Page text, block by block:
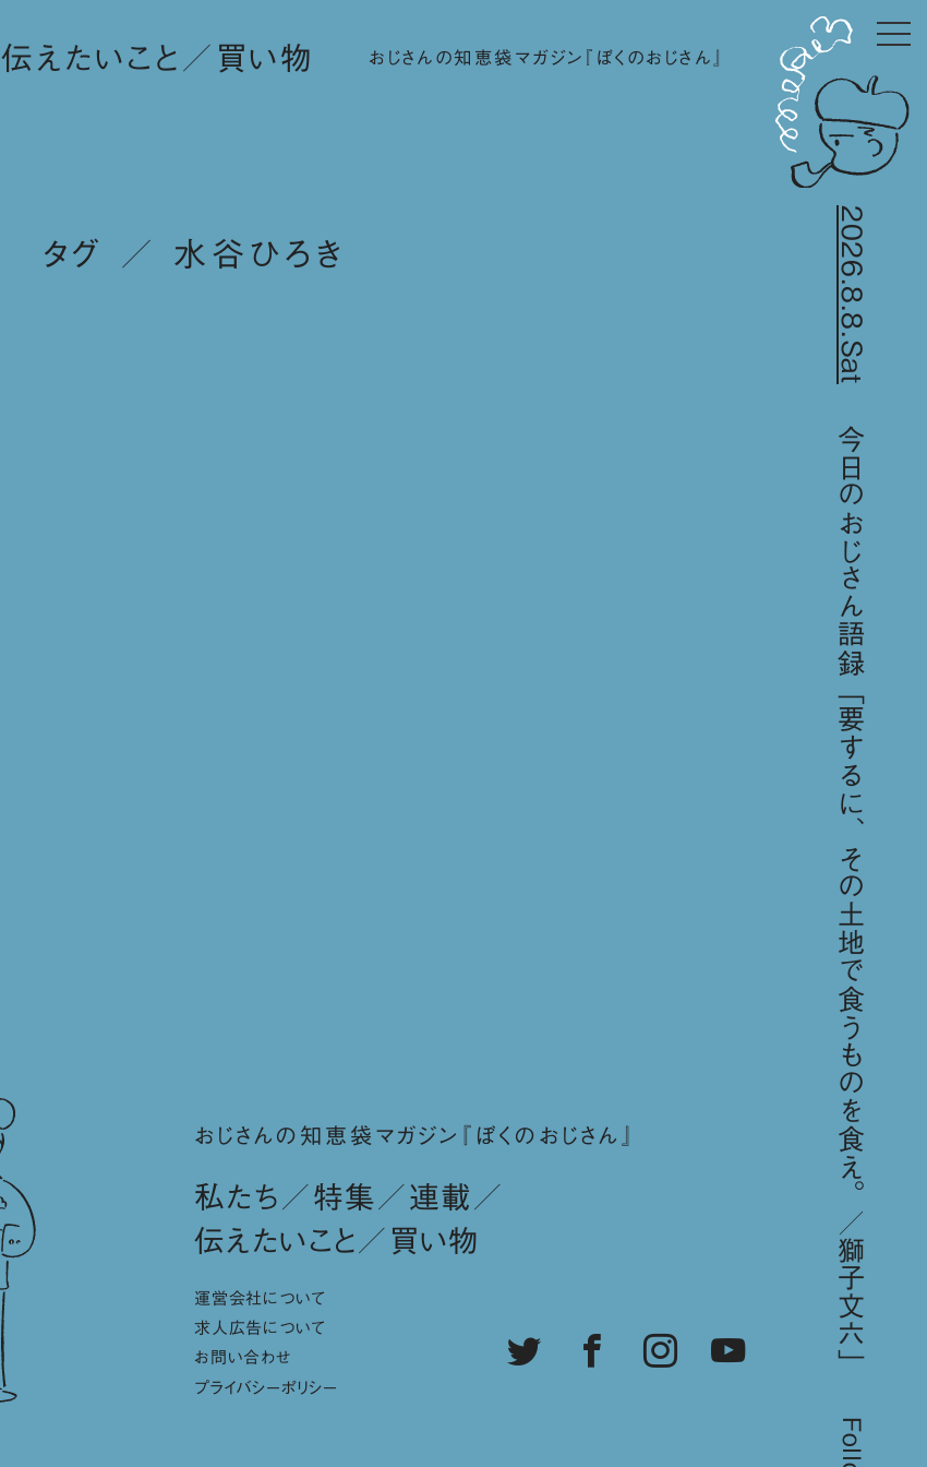
伝えたいこと 買い物 おじさんの知恵袋マガジン『ぼくのおじさん』
2026.8.8.Sat
今日のおじさん語録
「要するに、その土地で食うものを食え。／獅子文六」
タグ ／ 水谷ひろき
おじさんの知恵袋マガジン『ぼくのおじさん』
私たち 特集
連載
伝えたいこと
買い物
運営会社について
求人広告について
お問い合わせ
プライバシーポリシー